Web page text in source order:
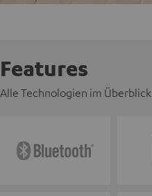
Features
Alle Technologien im Überblick